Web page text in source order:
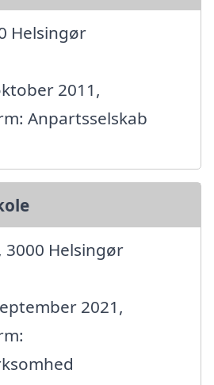
Helsingør
2011,
Anpartsselskab
3000 Helsingør
2021,